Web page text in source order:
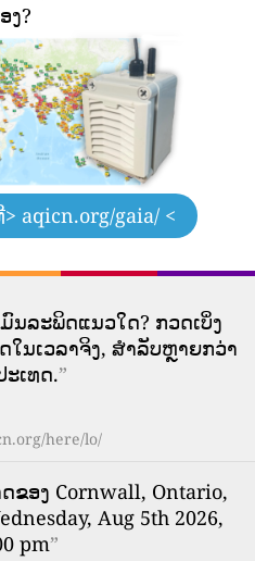
ງ?
> aqicn.org/gaia/ <
ນລະພິດແນວໃດ? ກວດເບິ່ງ
ນເວລາຈິງ, ສໍາລັບຫຼາຍກວ່າ
ະເທດ.”
here/lo/
ຂອງ Cornwall, Ontario,
Aug 5th 2026,
pm”